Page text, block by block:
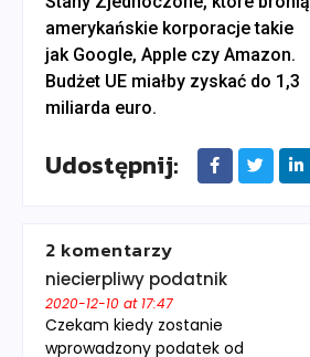
amerykańskie korporacje takie
jak Google, Apple czy Amazon.
Budżet UE miałby zyskać do 1,3
miliarda euro.
Udostępnij:
2 komentarzy
niecierpliwy podatnik
2020-12-10 at 17:47
Czekam kiedy zostanie
wprowadzony podatek od